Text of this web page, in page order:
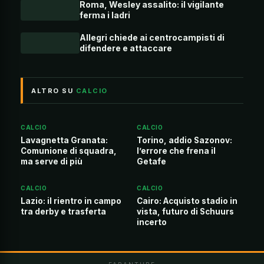
Roma, Wesley assalito: il vigilante
ferma i ladri
Allegri chiede ai centrocampisti di
difendere e attaccare
ALTRO SU CALCIO
CALCIO
Lavagnetta Granata:
Comunione di squadra,
ma serve di più
CALCIO
Torino, addio Sazonov:
l’errore che frena il
Getafe
CALCIO
Lazio: il rientro in campo
tra derby e trasferta
CALCIO
Cairo: Acquisto stadio in
vista, futuro di Schuurs
incerto